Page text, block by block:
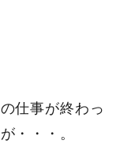
仕事が終わっ
・・・。